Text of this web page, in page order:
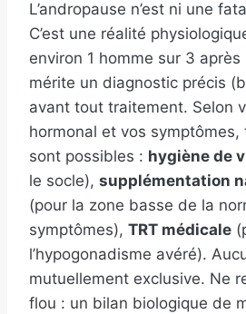
L’andropause n’est ni une
C’est une réalité
environ 1 homme sur 3
mérite un diagnostic précis
avant tout traitement. Selon
hormonal et vos symptômes,
sont possibles : hygiène de
le socle), supplémentation
(pour la zone basse de la
symptômes), TRT médicale
l’hypogonadisme avéré).
mutuellement exclusive. Ne
flou : un bilan biologique de